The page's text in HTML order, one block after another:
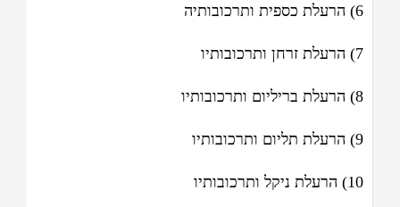
6) הרעלת כספית ותרכובותיה
7) הרעלת זרחן ותרכובותיו
8) הרעלת בריליום ותרכובותיו
9) הרעלת תליום ותרכובותיו
10) הרעלת ניקל ותרכובותיו